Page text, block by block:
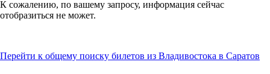
К сожалению, по вашему запросу, информация сейчас
отобразиться не может.
Перейти к общему поиску билетов из Владивостока в Саратов